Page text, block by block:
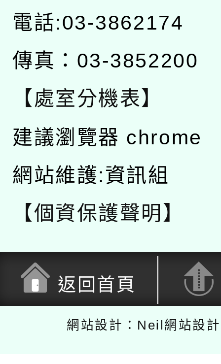
電話:03-3862174
傳真：03-3852200
【處室分機表】
建議瀏覽器 chrome
網站維護:資訊組
【個資保護聲明】
返回首頁
網站設計：Neil網站設